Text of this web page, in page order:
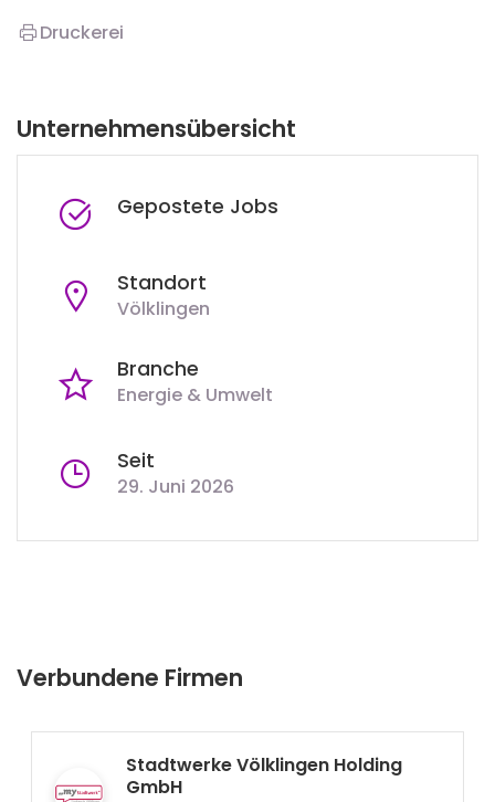
Druckerei
Unternehmensübersicht
Gepostete Jobs
Standort
Völklingen
Branche
Energie & Umwelt
Seit
29. Juni 2026
Verbundene Firmen
Stadtwerke Völklingen Holding
GmbH